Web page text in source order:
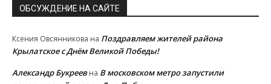
ОБСУЖДЕНИЕ НА САЙТЕ
Ксения Овсянникова на Поздравляем жителей района
Крылатское с Днём Великой Победы!
Александр Букреевна В московском метро запустили